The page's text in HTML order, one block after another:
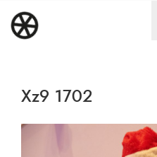
Inhalt
springen
Xz9 1702